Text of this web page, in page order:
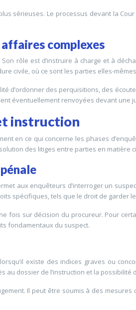
sérieuses. Le processus devant la
complexes
rôle est d’instruire à charge et à
civile, où ce sont les parties elles-
d’ordonner des perquisitions, des
éventuellement renvoyées devant une
instruction
en ce qui concerne les phases
des litiges entre parties en matière
aux enquêteurs d’interroger un
spécifiques, tels que le droit de garder
fois sur décision du procureur. Pour
fondamentaux du suspect.
existe des indices graves ou
dossier de l’instruction et la possibilité
Il peut être soumis à des